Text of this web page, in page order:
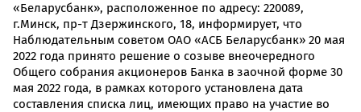
«Беларусбанк», расположенное по адресу: 220089,
г.Минск, пр-т Дзержинского, 18, информирует, что
Наблюдательным советом ОАО «АСБ Беларусбанк» 20 мая
2022 года принято решение о созыве внеочередного
Общего собрания акционеров Банка в заочной форме 30
мая 2022 года, в рамках которого установлена дата
составления списка лиц, имеющих право на участие во